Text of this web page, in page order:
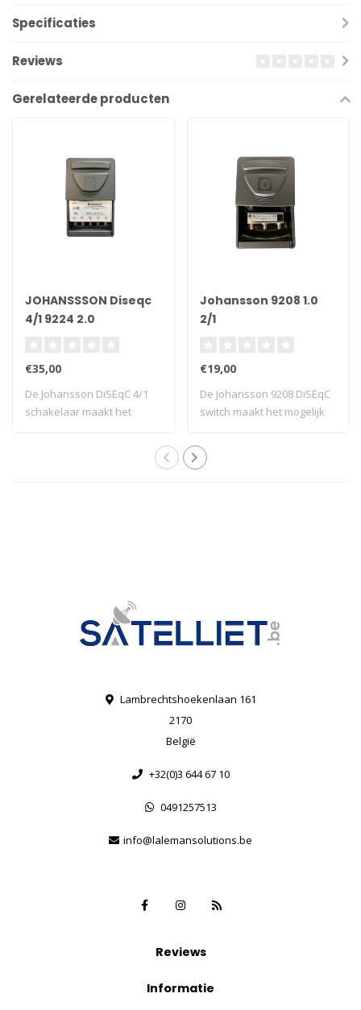
Specificaties
Reviews
Gerelateerde producten
JOHANSSSON Diseqc
4/1 9224 2.0
€35,00
De Johansson DiSEqC 4/1
schakelaar maakt het
Johansson 9208 1.0
2/1
€19,00
De Johansson 9208 DiSEqC
switch maakt het mogelijk
Lambrechtshoekenlaan 161
2170
België
+32(0)3 644 67 10
0491257513
info@lalemansolutions.be
Reviews
Informatie